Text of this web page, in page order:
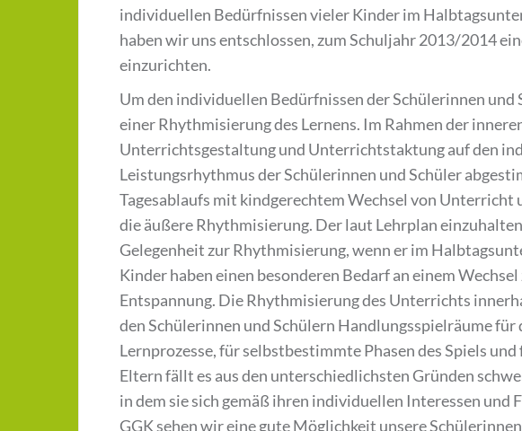
individuellen Bedürfnissen vieler Kinder im
haben wir uns entschlossen, zum Schuljahr 2013/2014
einzurichten.
Um den individuellen Bedürfnissen der Schülerinnen und
einer Rhythmisierung des Lernens. Im Rahmen der
Unterrichtsgestaltung und Unterrichtstaktung auf den
Leistungsrhythmus der Schülerinnen und Schüler
Tagesablaufs mit kindgerechtem Wechsel von Unterricht
die äußere Rhythmisierung. Der laut Lehrplan
Gelegenheit zur Rhythmisierung, wenn er im
Kinder haben einen besonderen Bedarf an einem
Entspannung. Die Rhythmisierung des Unterrichts
den Schülerinnen und Schülern Handlungsspielräume
Lernprozesse, für selbstbestimmte Phasen des Spiels
Eltern fällt es aus den unterschiedlichsten Gründen
in dem sie sich gemäß ihren individuellen Interessen und
GGK sehen wir eine gute Möglichkeit unsere